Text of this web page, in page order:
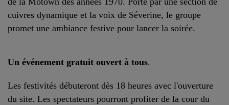
cuivres dynamique et la voix de Séverine, le groupe
promet une ambiance festive pour lancer la soirée.
Un événement gratuit ouvert à tous.
Les festivités débuteront dès 18 heures avec l'ouverture
du site. Les spectateurs pourront profiter de la cour du